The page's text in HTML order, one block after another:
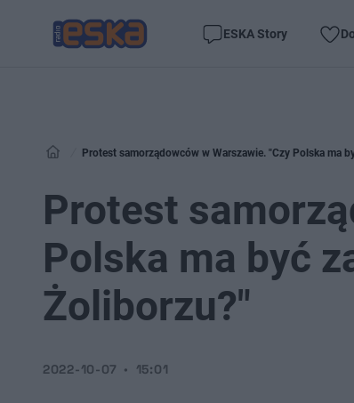
ESKA Story
Protest samorządowców w Warszawie. "Czy Polska ma
Protest
Polska ma być
Żoliborzu?"
2022-10-07 15:01